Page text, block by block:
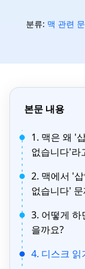
분류: 맥 관련
본문 내용
1. 맥은 왜 '
없습니다'라
2. 맥에서 '
없습니다'
3. 어떻게 하
을까요?
4. 디스크 읽